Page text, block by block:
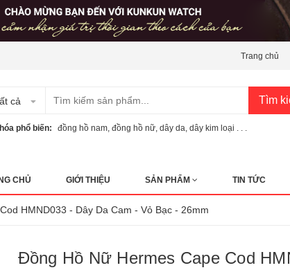
Trang chủ
cả Tìm
phổ biến: đồng hồ nam đồng hồ nữ dây da dây kim loại . . .
CHỦ GIỚI THIỆU SẢN PHẨM TIN TỨC
HMND033 - Dây Da Cam - Vỏ Bạc - 26mm
Đồng Hồ Nữ Hermes Cape Cod